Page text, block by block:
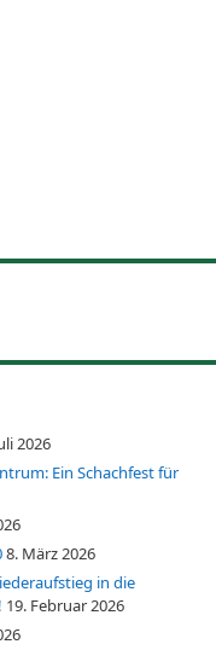
2026
Ein Schachfest für
8. März 2026
in die
19. Februar 2026